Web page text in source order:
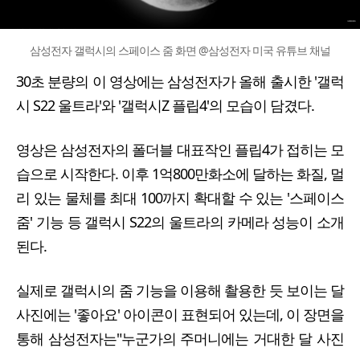
삼성전자 갤럭시의 스페이스 줌 화면 @삼성전자 미국 유튜브 채널
30초 분량의 이 영상에는 삼성전자가 올해 출시한 '갤럭
시 S22 울트라'와 '갤럭시Z 플립4'의 모습이 담겼다.
영상은 삼성전자의 폴더블 대표작인 플립4가 접히는 모
습으로 시작한다. 이후 1억800만화소에 달하는 화질, 멀
리 있는 물체를 최대 100까지 확대할 수 있는 '스페이스
줌' 기능 등 갤럭시 S22의 울트라의 카메라 성능이 소개
된다.
실제로 갤럭시의 줌 기능을 이용해 촬용한 듯 보이는 달
사진에는 '좋아요' 아이콘이 표현되어 있는데, 이 장면을
통해 삼성전자는"누군가의 주머니에는 거대한 달 사진